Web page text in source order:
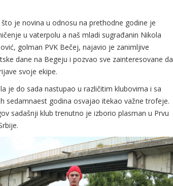
je novina u odnosu na prethodne godine je
u vaterpolu a naš mladi sugrađanin Nikola
golman PVK Bečej, najavio je zanimljive
dane na Begeju i pozvao sve zainteresovane da
svoje ekipe.
je do sada nastupao u različitim klubovima i sa
sedamnaest godina osvajao itekao važne trofeje.
sadašnji klub trenutno je izborio plasman u Prvu